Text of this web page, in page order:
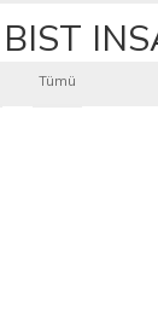
BIST
Tümü